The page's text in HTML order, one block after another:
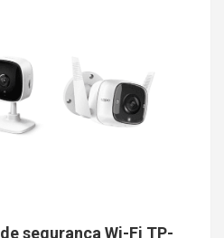
segurança Wi-Fi TP-